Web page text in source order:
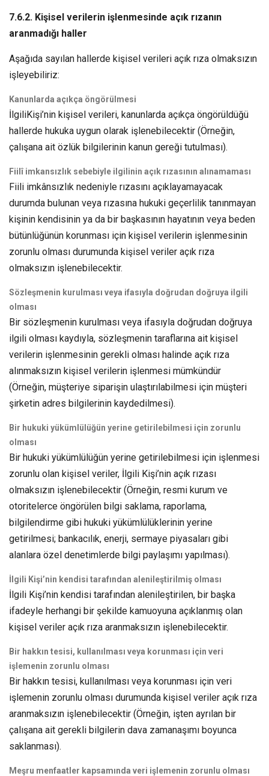
7.6.2. Kişisel verilerin işlenmesinde açık rızanın
aranmadığı haller
Aşağıda sayılan hallerde kişisel verileri açık rıza olmaksızın
işleyebiliriz:
Kanunlarda açıkça öngörülmesi
İlgiliKişi’nin kişisel verileri, kanunlarda açıkça öngörüldüğü
hallerde hukuka uygun olarak işlenebilecektir (Örneğin,
çalışana ait özlük bilgilerinin kanun gereği tutulması).
Fiilî imkansızlık sebebiyle ilgilinin açık rızasının alınamaması
Fiili imkânsızlık nedeniyle rızasını açıklayamayacak
durumda bulunan veya rızasına hukuki geçerlilik tanınmayan
kişinin kendisinin ya da bir başkasının hayatının veya beden
bütünlüğünün korunması için kişisel verilerin işlenmesinin
zorunlu olması durumunda kişisel veriler açık rıza
olmaksızın işlenebilecektir.
Sözleşmenin kurulması veya ifasıyla doğrudan doğruya ilgili
olması
Bir sözleşmenin kurulması veya ifasıyla doğrudan doğruya
ilgili olması kaydıyla, sözleşmenin taraflarına ait kişisel
verilerin işlenmesinin gerekli olması halinde açık rıza
alınmaksızın kişisel verilerin işlenmesi mümkündür
(Örneğin, müşteriye siparişin ulaştırılabilmesi için müşteri
şirketin adres bilgilerinin kaydedilmesi).
Bir hukuki yükümlülüğün yerine getirilebilmesi için zorunlu
olması
Bir hukuki yükümlülüğün yerine getirilebilmesi için işlenmesi
zorunlu olan kişisel veriler, İlgili Kişi’nin açık rızası
olmaksızın işlenebilecektir (Örneğin, resmi kurum ve
otoritelerce öngörülen bilgi saklama, raporlama,
bilgilendirme gibi hukuki yükümlülüklerinin yerine
getirilmesi; bankacılık, enerji, sermaye piyasaları gibi
alanlara özel denetimlerde bilgi paylaşımı yapılması).
İlgili Kişi’nin kendisi tarafından alenileştirilmiş olması
İlgili Kişi’nin kendisi tarafından alenileştirilen, bir başka
ifadeyle herhangi bir şekilde kamuoyuna açıklanmış olan
kişisel veriler açık rıza aranmaksızın işlenebilecektir.
Bir hakkın tesisi, kullanılması veya korunması için veri
işlemenin zorunlu olması
Bir hakkın tesisi, kullanılması veya korunması için veri
işlemenin zorunlu olması durumunda kişisel veriler açık rıza
aranmaksızın işlenebilecektir (Örneğin, işten ayrılan bir
çalışana ait gerekli bilgilerin dava zamanaşımı boyunca
saklanması).
Meşru menfaatler kapsamında veri işlemenin zorunlu olması